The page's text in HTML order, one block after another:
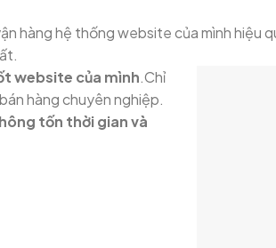
hàng hệ thống website của mình hiệu
website của mình.Chỉ
hàng chuyên nghiệp.
tốn thời gian và